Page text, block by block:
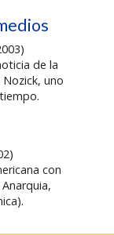
de la
uno
con